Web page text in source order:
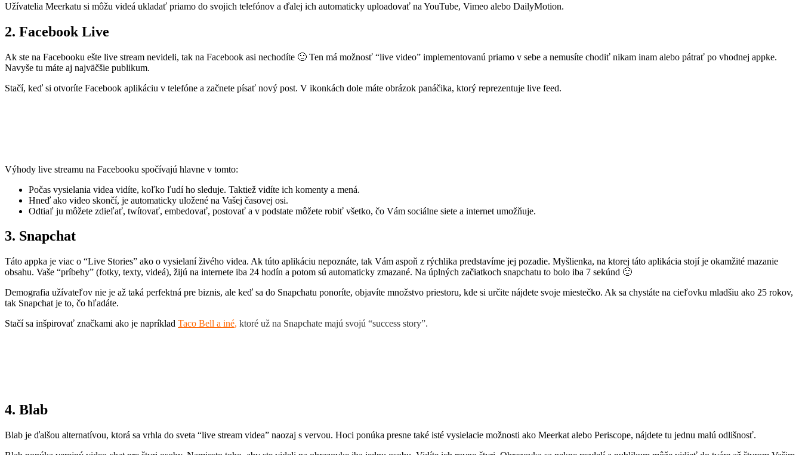
Užívatelia Meerkatu si môžu videá ukladať priamo do svojich telefónov a ďalej ich automaticky uploadovať na YouTube, Vimeo alebo DailyMotion.
2. Facebook Live
Ak ste na Facebooku ešte live stream nevideli, tak na Facebook asi nechodíte 🙂 Ten má možnosť “live video” implementovanú priamo v sebe a nemusíte chodiť nikam inam alebo pátrať po vhodnej appke.
Navyše tu máte aj najväčšie publikum.
Stačí, keď si otvoríte Facebook aplikáciu v telefóne a začnete písať nový post. V ikonkách dole máte obrázok panáčika, ktorý reprezentuje live feed.
Výhody live streamu na Facebooku spočívajú hlavne v tomto:
Počas vysielania videa vidíte, koľko ľudí ho sleduje. Taktiež vidíte ich komenty a mená.
Hneď ako video skončí, je automaticky uložené na Vašej časovej osi.
Odtiaľ ju môžete zdieľať, twítovať, embedovať, postovať a v podstate môžete robiť všetko, čo Vám sociálne siete a internet umožňuje.
3. Snapchat
Táto appka je viac o “Live Stories” ako o vysielaní živého videa. Ak túto aplikáciu nepoznáte, tak Vám aspoň z rýchlika predstavíme jej pozadie. Myšlienka, na ktorej táto aplikácia stojí je okamžité mazanie
obsahu. Vaše “príbehy” (fotky, texty, videá), žijú na internete iba 24 hodín a potom sú automaticky zmazané. Na úplných začiatkoch snapchatu to bolo iba 7 sekúnd 🙂
Demografia užívateľov nie je až taká perfektná pre biznis, ale keď sa do Snapchatu ponoríte, objavíte množstvo priestoru, kde si určite nájdete svoje miestečko. Ak sa chystáte na cieľovku mladšiu ako 25 rokov,
tak Snapchat je to, čo hľadáte.
Stačí sa inšpirovať značkami ako je napríklad Taco Bell a iné, ktoré už na Snapchate majú svojú “success story”.
4. Blab
Blab je ďalšou alternatívou, ktorá sa vrhla do sveta “live stream videa” naozaj s vervou. Hoci ponúka presne také isté vysielacie možnosti ako Meerkat alebo Periscope, nájdete tu jednu malú odlišnosť.